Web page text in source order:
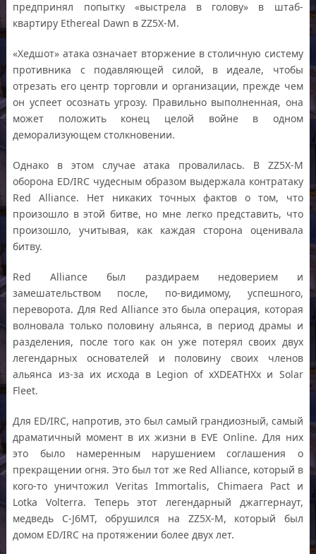
предпринял попытку «выстрела в голову» в штаб-
квартиру Ethereal Dawn в ZZ5X-M.
«Хедшот» атака означает вторжение в столичную систему
противника с подавляющей силой, в идеале, чтобы
отрезать его центр торговли и организации, прежде чем
он успеет осознать угрозу. Правильно выполненная, она
может положить конец целой войне в одном
деморализующем столкновении.
Однако в этом случае атака провалилась. В ZZ5X-M
оборона ED/IRC чудесным образом выдержала контратаку
Red Alliance. Нет никаких точных фактов о том, что
произошло в этой битве, но мне легко представить, что
произошло, учитывая, как каждая сторона оценивала
битву.
Red Alliance был раздираем недоверием и
замешательством после, по-видимому, успешного,
переворота. Для Red Alliance это была операция, которая
волновала только половину альянса, в период драмы и
разделения, после того как он уже потерял своих двух
легендарных основателей и половину своих членов
альянса из-за их исхода в Legion of xXDEATHXx и Solar
Fleet.
Для ED/IRC, напротив, это был самый грандиозный, самый
драматичный момент в их жизни в EVE Online. Для них
это было намеренным нарушением соглашения о
прекращении огня. Это был тот же Red Alliance, который в
кого-то уничтожил Veritas Immortalis, Chimaera Pact и
Lotka Volterra. Теперь этот легендарный джаггернаут,
медведь C-J6MT, обрушился на ZZ5X-M, который был
домом ED/IRC на протяжении более двух лет.